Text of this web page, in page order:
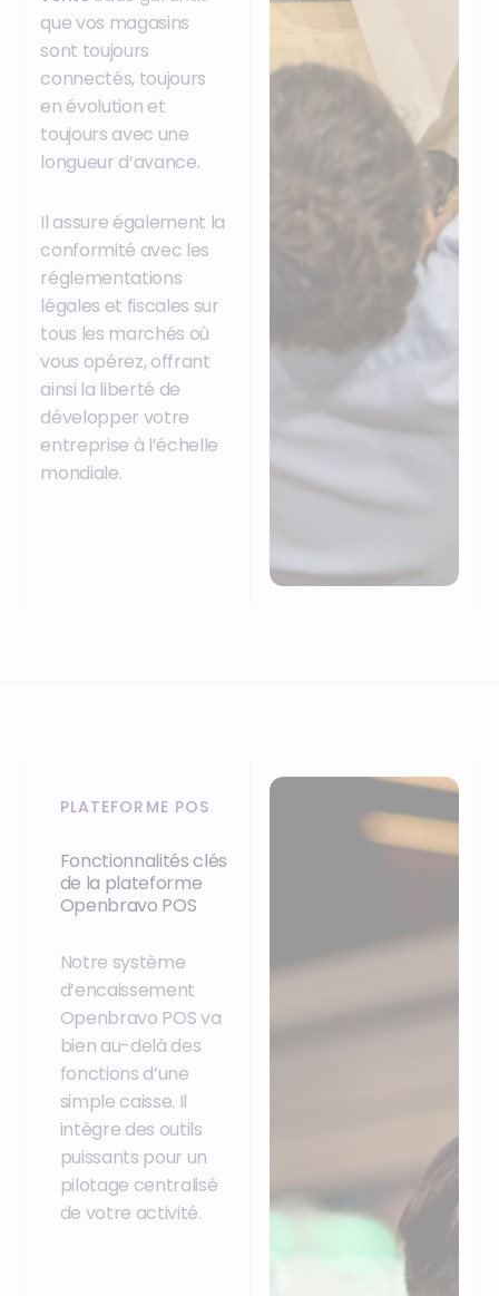
que vos magasins
sont toujours
connectés, toujours
en évolution et
toujours avec une
longueur d’avance.
Il assure également la
conformité avec les
réglementations
légales et fiscales sur
tous les marchés où
vous opérez, offrant
ainsi la liberté de
développer votre
entreprise à l’échelle
mondiale.
PLATEFORME POS
Fonctionnalités clés
de la plateforme
Openbravo POS
Notre système
d’encaissement
Openbravo POS va
bien au-delà des
fonctions d’une
simple caisse. Il
intègre des outils
puissants pour un
pilotage centralisé
de votre activité.